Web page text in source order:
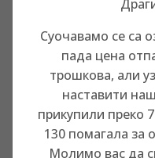
Недавни постови
Литерарни новогодишњи
Чеповци, будите дупло
Весна из Кикинде
Суочавамо се са
пада цена
трошкова, али
наставити
прикупили преко
130 помагала за
Молимо вас да